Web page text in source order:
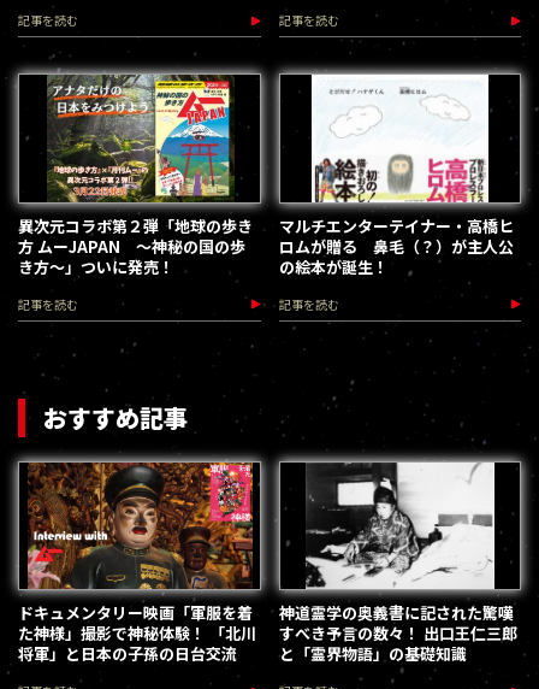
記事を読む 記事を読む
異次元コラボ第２弾「地球の歩き
方 ムーJAPAN ～神秘の国の歩
き方～」ついに発売！
記事を読む
マルチエンターテイナー・高橋ヒ
ロムが贈る 鼻毛（？）が主人公
の絵本が誕生！
記事を読む
おすすめ記事
ドキュメンタリー映画「軍服を着
た神様」撮影で神秘体験！ 「北川
将軍」と日本の子孫の日台交流
神道霊学の奥義書に記された驚嘆
すべき予言の数々！ 出口王仁三郎
と「霊界物語」の基礎知識